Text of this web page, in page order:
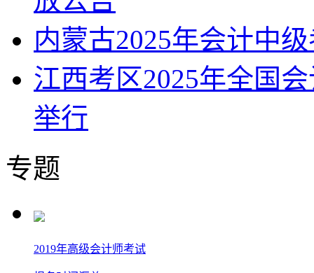
内蒙古2025年会计中
江西考区2025年全国
举行
专题
2019年高级会计师考试